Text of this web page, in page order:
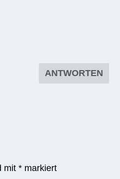
ANTWORTEN
mit* markiert